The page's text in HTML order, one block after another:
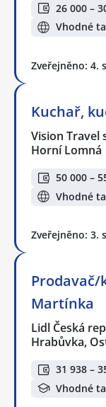
26 000 –
Vhodné
Zveřejněno: 4.
Kuchař,
Vision Travel
Horní Lomná
50 000 –
Vhodné
Zveřejněno: 3.
Prodavač/
Martínka
Lidl Česká
Hrabůvka,
31 938 –
Vhodné